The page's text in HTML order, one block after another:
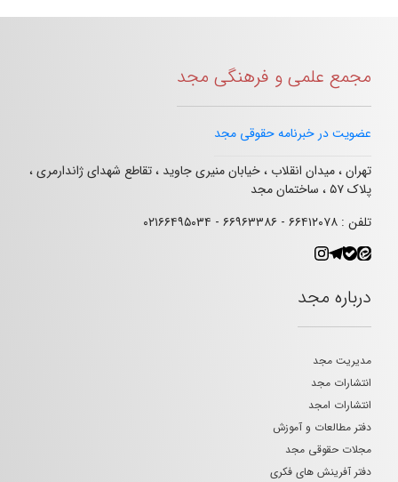
مجمع علمی و فرهنگی مجد
عضویت در خبرنامه حقوقی مجد
تهران ، میدان انقلاب ، خیابان منیری جاوید ، تقاطع شهدای ژاندارمری ،
پلاک ۵۷ ، ساختمان مجد
تلفن : ۶۶۴۱۲۰۷۸ - ۶۶۹۶۳۳۸۶ - ۰۲۱۶۶۴۹۵۰۳۴
درباره مجد
مدیریت مجد
انتشارات مجد
انتشارات امجد
دفتر مطالعات و آموزش
مجلات حقوقی مجد
دفتر آفرینش های فکری